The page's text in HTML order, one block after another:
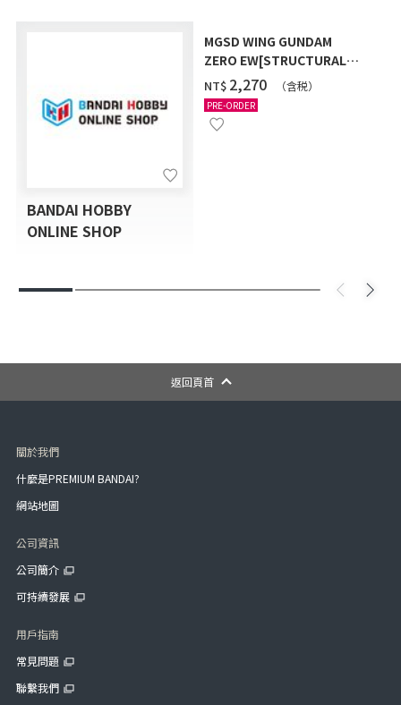
BANDAI HOBBY
ONLINE SHOP
MGSD WING GUNDAM
ZERO EW[STRUCTURAL
COATING/BLACK] [2026年
12月發送]
NT$ ‌2,270 （含税）
PRE-ORDER
返回頁首
關於我們
什麼是PREMIUM BANDAI?
網站地圖
公司資訊
公司簡介
可持續發展
用戶指南
常見問題
聯繫我們